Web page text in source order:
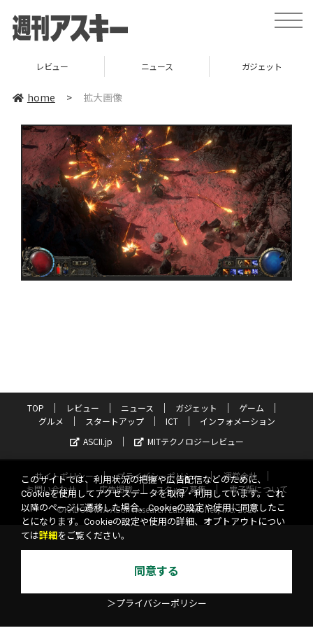
toggle
レビュー ニュース ガジェット
home > 拡大画像
TOP レビュー ニュース ガジェット
ゲーム
グルメ
スタートアップ ICT
インフォメーション
ASCII.jp
MITテクノロジーレビュー
サイトポリシー プライバシーポリシー
運営会社
お問い合わせ
広告掲載 スタッフ募集
電子版について
©KADOKAWA ASCII Research Laboratories, Inc. 2026
このサイトでは、利用状況の把握や広告配信などのために、
Cookieを使用してアクセスデータを取得・利用しています。これ
以降のページに遷移した場合、Cookieの設定や使用に同意したこ
とになります。Cookieの設定や使用の詳細、オプトアウトについ
ては詳細 をご覧ください。
同意する
＞プライバシーポリシー